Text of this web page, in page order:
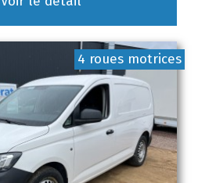
4 roues motrices